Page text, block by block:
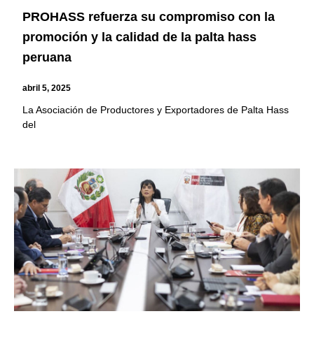
PROHASS refuerza su compromiso con la
promoción y la calidad de la palta hass
peruana
abril 5, 2025
La Asociación de Productores y Exportadores de Palta Hass
del